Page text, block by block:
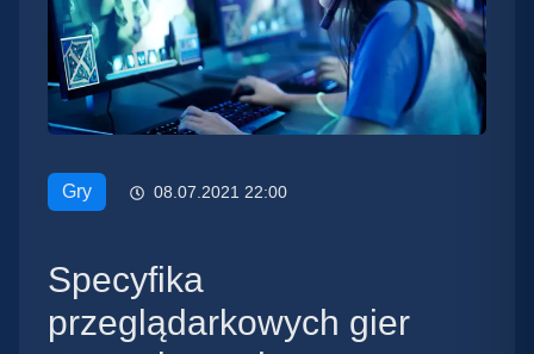
Gry 08.07.2021 22:00
Specyfika
przeglądarkowych gier